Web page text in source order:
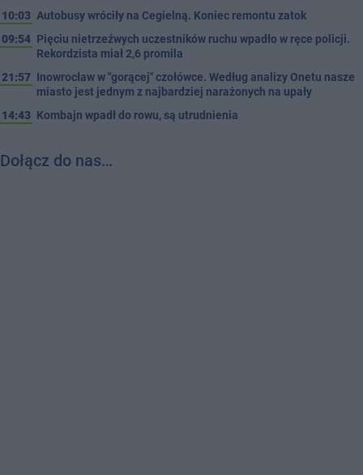
10:03 Autobusy wróciły na Cegielną. Koniec remontu zatok
09:54 Pięciu nietrzeźwych uczestników ruchu wpadło w ręce policji.
Rekordzista miał 2,6 promila
21:57 Inowrocław w "gorącej" czołówce. Według analizy Onetu nasze
miasto jest jednym z najbardziej narażonych na upały
14:43 Kombajn wpadł do rowu, są utrudnienia
Dołącz do nas…